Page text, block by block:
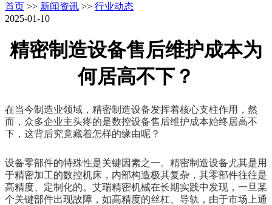
首页 >> 新闻资讯 >> 行业动态
2025-01-10
精密制造设备售后维护成本为
何居高不下？
在当今制造业领域，精密制造设备发挥着核心支柱作用，然
而，众多企业主头疼的是数控设备售后维护成本始终居高不
下，这背后究竟藏着怎样的缘由呢？
设备零部件的特殊性是关键因素之一。精密制造设备尤其是用
于精密加工的数控机床，内部构造极其复杂，其零部件往往是
高精度、定制化的。艾瑞精密机械在长期实践中发现，一旦某
个关键部件出现故障，如高精度的丝杠、导轨，由于市场上通